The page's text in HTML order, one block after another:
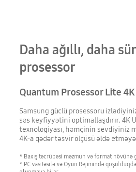
Daha ağıllı, daha
prosessor
Quantum Prosessor Lite 4K
Samsung güclü prosessoru
səs keyfiyyətini optimallaşdırır. 4K
texnologiyası, həmçinin sevdiyiniz
4K-a qədər təsvir ölçüsü əldə
* Baxış təcrübəsi məzmun və format növünə
* PC vasitəsilə və Oyun Rejimində